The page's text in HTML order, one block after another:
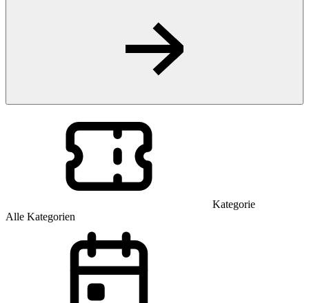
Kategorie
Alle Kategorien